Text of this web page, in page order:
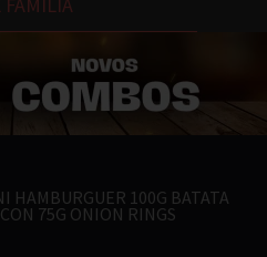
HAMBURGUER 100G BATATA
75G ONION RINGS